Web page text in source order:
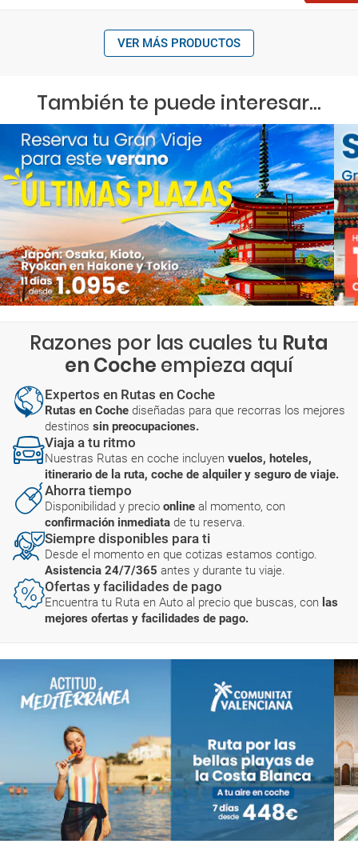
VER MÁS PRODUCTOS
También te puede interesar...
Razones por las cuales tu Ruta
en Coche empieza aquí
Expertos en Rutas en Coche
Rutas en Coche diseñadas para que recorras los mejores
destinos sin preocupaciones.
Viaja a tu ritmo
Nuestras Rutas en coche incluyen vuelos, hoteles,
itinerario de la ruta, coche de alquiler y seguro de viaje.
Ahorra tiempo
Disponibilidad y precio online al momento, con
confirmación inmediata de tu reserva.
Siempre disponibles para ti
Desde el momento en que cotizas estamos contigo.
Asistencia 24/7/365 antes y durante tu viaje.
Ofertas y facilidades de pago
Encuentra tu Ruta en Auto al precio que buscas, con las
mejores ofertas y facilidades de pago.